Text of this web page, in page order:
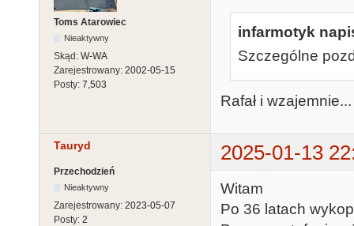
Toms Atarowiec
Nieaktywny
Skąd: W-WA
Zarejestrowany: 2002-05-15
Posty: 7,503
infarmotyk
Szczególne
Rafał i wzajemnie...
Tauryd 2025-01-13
Przechodzień
Nieaktywny
Zarejestrowany: 2023-05-07
Posty: 2
Witam
Po 36 latach